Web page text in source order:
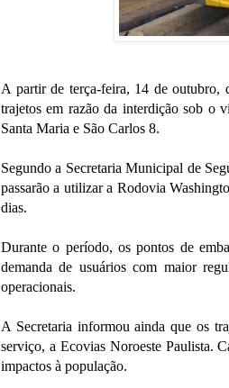
A partir de terça-feira, 14 de outubro,
trajetos em razão da interdição sob o
Santa Maria e São Carlos 8.
Segundo a Secretaria Municipal de
passarão a utilizar a Rodovia
dias.
Durante o período, os pontos de
demanda de usuários com maior
operacionais.
A Secretaria informou ainda que os
serviço, a Ecovias Noroeste Paulista.
impactos à população.